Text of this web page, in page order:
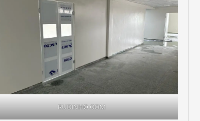
RUDINHO.COM